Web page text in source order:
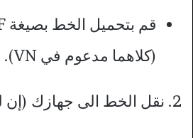
(كلاهما مدعوم في VN).
2. نقل الخط الى جهازك (إن لزم):